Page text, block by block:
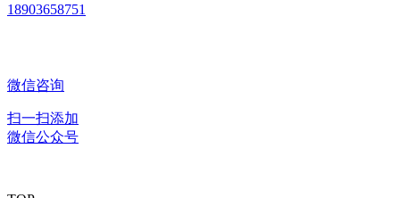
18903658751
微信咨询
扫一扫添加
微信公众号